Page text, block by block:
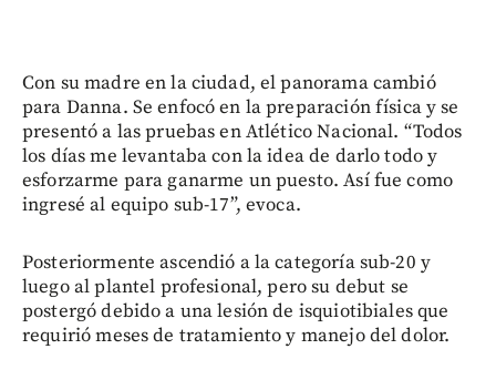
Con su madre en la ciudad, el panorama cambió
para Danna. Se enfocó en la preparación física y se
presentó a las pruebas en Atlético Nacional. “Todos
los días me levantaba con la idea de darlo todo y
esforzarme para ganarme un puesto. Así fue como
ingresé al equipo sub-17”, evoca.
Posteriormente ascendió a la categoría sub-20 y
luego al plantel profesional, pero su debut se
postergó debido a una lesión de isquiotibiales que
requirió meses de tratamiento y manejo del dolor.